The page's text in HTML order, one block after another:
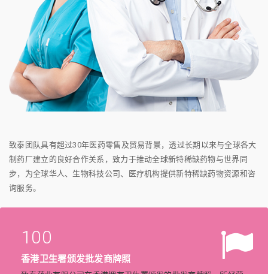
致泰团队具有超过30年医药零售及贸易背景，透过长期以来与全球各大
制药厂建立的良好合作关系，致力于推动全球新特稀缺药物与世界同
步，为全球华人、生物科技公司、医疗机构提供新特稀缺药物资源和咨
询服务。
100
香港卫生署颁发批发商牌照